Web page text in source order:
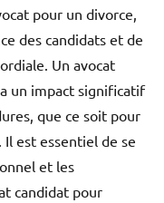
pour un divorce,
des candidats et de
Un avocat
un impact significatif
que ce soit pour
est essentiel de se
et les
candidat pour